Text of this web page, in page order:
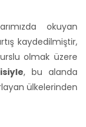
okuyan
kaydedilmiştir,
olmak üzere
, bu alanda
ülkelerinden